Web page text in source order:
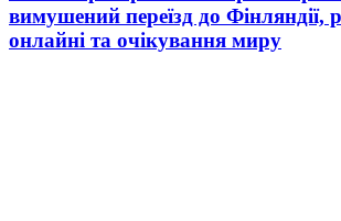
вимушений переїзд до Фінляндії,
онлайні та очікування миру